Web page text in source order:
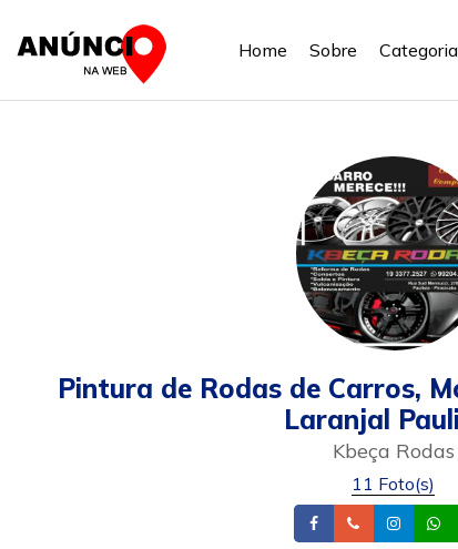
Home Sobre
Pintura de Rodas de Carros,
Laranjal
Kbeça Rodas
11 Foto(s)
FacebookTelefone